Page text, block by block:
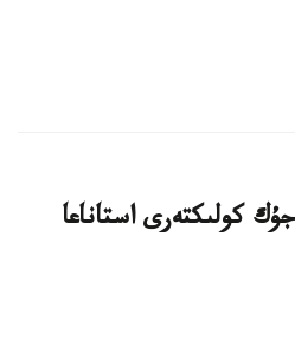
كولىكتەرى استاناعا